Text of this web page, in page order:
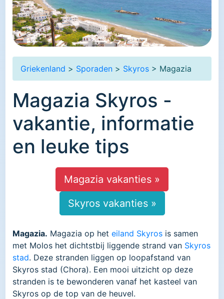
Griekenland > Sporaden > Skyros > Magazia
Magazia Skyros -
vakantie, informatie
en leuke tips
Magazia vakanties »
Skyros vakanties »
Magazia. Magazia op het eiland Skyros is samen
met Molos het dichtstbij liggende strand van Skyros
stad. Deze stranden liggen op loopafstand van
Skyros stad (Chora). Een mooi uitzicht op deze
stranden is te bewonderen vanaf het kasteel van
Skyros op de top van de heuvel.